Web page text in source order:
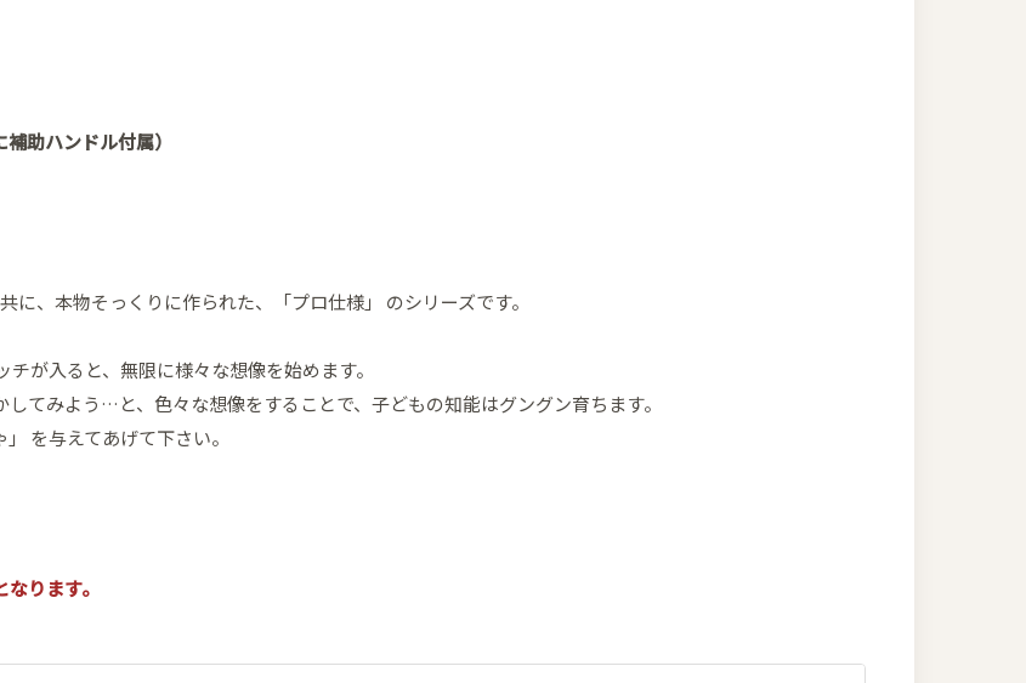
補助ハンドル付属）
、本物そっくりに作られた、「プロ仕様」 のシリーズです。
が入ると、無限に様々な想像を始めます。
てみよう…と、色々な想像をすることで、子どもの知能はグングン育ちます。
を与えてあげて下さい。
ります。